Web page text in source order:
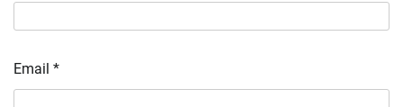
Email *